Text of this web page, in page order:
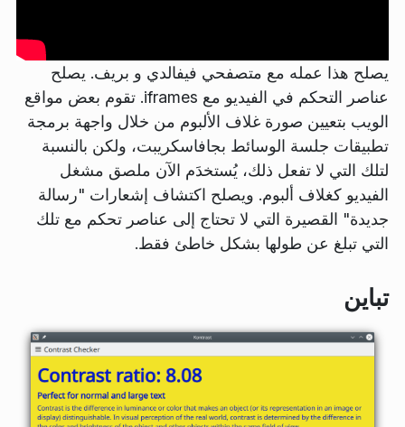
يصلح هذا عمله مع متصفحي فيفالدي و بريف. يصلح
عناصر التحكم في الفيديو مع iframes. تقوم بعض مواقع
الويب بتعيين صورة غلاف الألبوم من خلال واجهة برمجة
تطبيقات جلسة الوسائط بجافاسكريبت، ولكن بالنسبة
لتلك التي لا تفعل ذلك، يُستخدَم الآن ملصق مشغل
الفيديو كغلاف ألبوم. ويصلح اكتشاف إشعارات "رسالة
جديدة" القصيرة التي لا تحتاج إلى عناصر تحكم مع تلك
التي تبلغ عن طولها بشكل خاطئ فقط.
تباين